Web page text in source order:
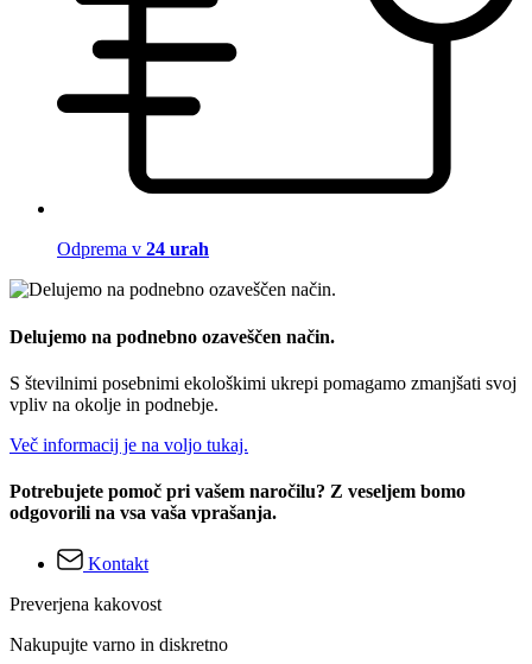
Odprema v 24 urah
Delujemo na podnebno ozaveščen način.
S številnimi posebnimi ekološkimi ukrepi pomagamo zmanjšati svoj
vpliv na okolje in podnebje.
Več informacij je na voljo tukaj.
Potrebujete pomoč pri vašem naročilu? Z veseljem bomo
odgovorili na vsa vaša vprašanja.
Kontakt
Preverjena kakovost
Nakupujte varno in diskretno